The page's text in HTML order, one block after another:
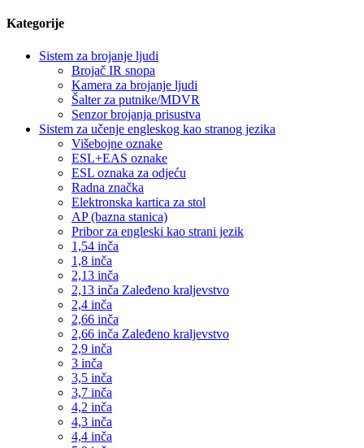
Kategorije
Sistem za brojanje ljudi
Brojač IR snopa
Kamera za brojanje ljudi
Šalter za putnike/MDVR
Senzor brojanja prisustva
Sistem za učenje engleskog kao stranog jezika
Višebojne oznake
ESL+EAS oznake
ESL oznaka za odjeću
Radna značka
Elektronska kartica za stol
AP (bazna stanica)
Pribor za engleski kao strani jezik
1,54 inča
1,8 inča
2,13 inča
2,13 inča Zaleđeno kraljevstvo
2,4 inča
2,66 inča
2,66 inča Zaleđeno kraljevstvo
2,9 inča
3 inča
3,5 inča
3,7 inča
4,2 inča
4,3 inča
4,4 inča